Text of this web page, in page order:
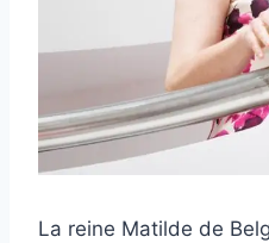
La reine Matilde de